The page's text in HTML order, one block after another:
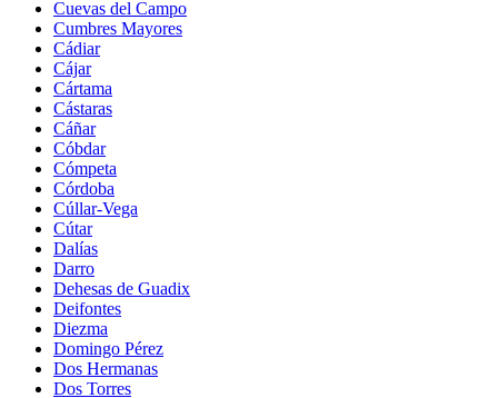
Cuevas del Campo
Cumbres Mayores
Cádiar
Cájar
Cártama
Cástaras
Cáñar
Cóbdar
Cómpeta
Córdoba
Cúllar-Vega
Cútar
Dalías
Darro
Dehesas de Guadix
Deifontes
Diezma
Domingo Pérez
Dos Hermanas
Dos Torres